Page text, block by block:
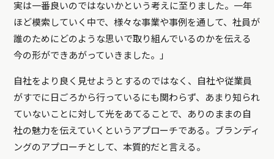
実は一番良いのではないかという考えに至りました。一年
ほど模索していく中で、様々な事業や事例を通して、社員が
誰のためにどのような思いで取り組んでいるのかを伝える
今の形ができあがっていきました。」
自社をより良く見せようとするのではなく、自社や従業員
がすでに日ごろから行っているにも関わらず、あまり知られ
ていないことに対して光をあてることで、ありのままの自
社の魅力を伝えていくというアプローチである。ブランディ
ングのアプローチとして、本質的だと言える。